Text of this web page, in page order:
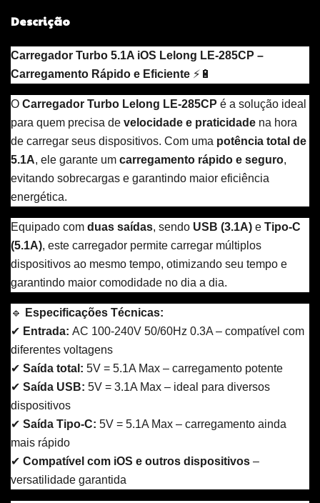
Descrição
Carregador Turbo 5.1A iOS Lelong LE-285CP –
Carregamento Rápido e Eficiente ⚡🔋
O Carregador Turbo Lelong LE-285CP é a solução ideal
para quem precisa de velocidade e praticidade na hora
de carregar seus dispositivos. Com uma potência total de
5.1A, ele garante um carregamento rápido e seguro,
evitando sobrecargas e garantindo maior eficiência
energética.
Equipado com duas saídas, sendo USB (3.1A) e Tipo-C
(5.1A), este carregador permite carregar múltiplos
dispositivos ao mesmo tempo, otimizando seu tempo e
garantindo maior comodidade no dia a dia.
🔹
Especificações Técnicas:
✔ Entrada: AC 100-240V 50/60Hz 0.3A – compatível com
diferentes voltagens
✔ Saída total: 5V = 5.1A Max – carregamento potente
✔ Saída USB: 5V = 3.1A Max – ideal para diversos
dispositivos
✔ Saída Tipo-C: 5V = 5.1A Max – carregamento ainda
mais rápido
✔ Compatível com iOS e outros dispositivos –
versatilidade garantida